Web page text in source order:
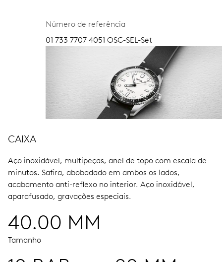
Número de referência
01 733 7707 4051 OSC-SEL-Set
CAIXA
Aço inoxidável, multipeças, anel de topo com escala de
minutos. Safira, abobadado em ambos os lados,
acabamento anti-reflexo no interior. Aço inoxidável,
aparafusado, gravações especiais.
40.00 MM
Tamanho